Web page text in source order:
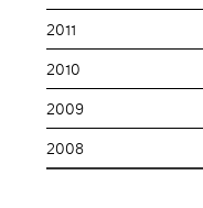
2011
2010
2009
2008